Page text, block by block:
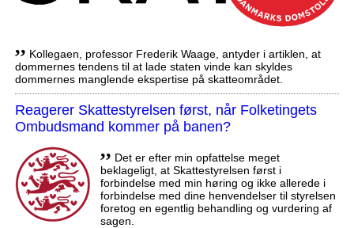
,, Kollegaen, professor Frederik Waage, antyder i artiklen, at
dommernes tendens til at lade staten vinde kan skyldes
dommernes manglende ekspertise på skatteområdet.
Reagerer Skattestyrelsen først, når Folketingets
Ombudsmand kommer på banen?
,, Det er efter min opfattelse meget
beklageligt, at Skattestyrelsen først i
forbindelse med min høring og ikke allerede i
forbindelse med dine henvendelser til styrelsen
foretog en egentlig behandling og vurdering af
sagen.